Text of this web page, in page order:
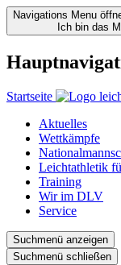
Navigations Menu
Ich bin das
Startseite
Aktuelles
Wettkämpfe
Leichtathletik
Training
Wir im DLV
Service
Suchmenü anzeigen
Suchmenü schließen